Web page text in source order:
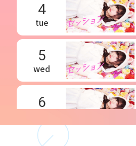
4
tue
5
wed
6